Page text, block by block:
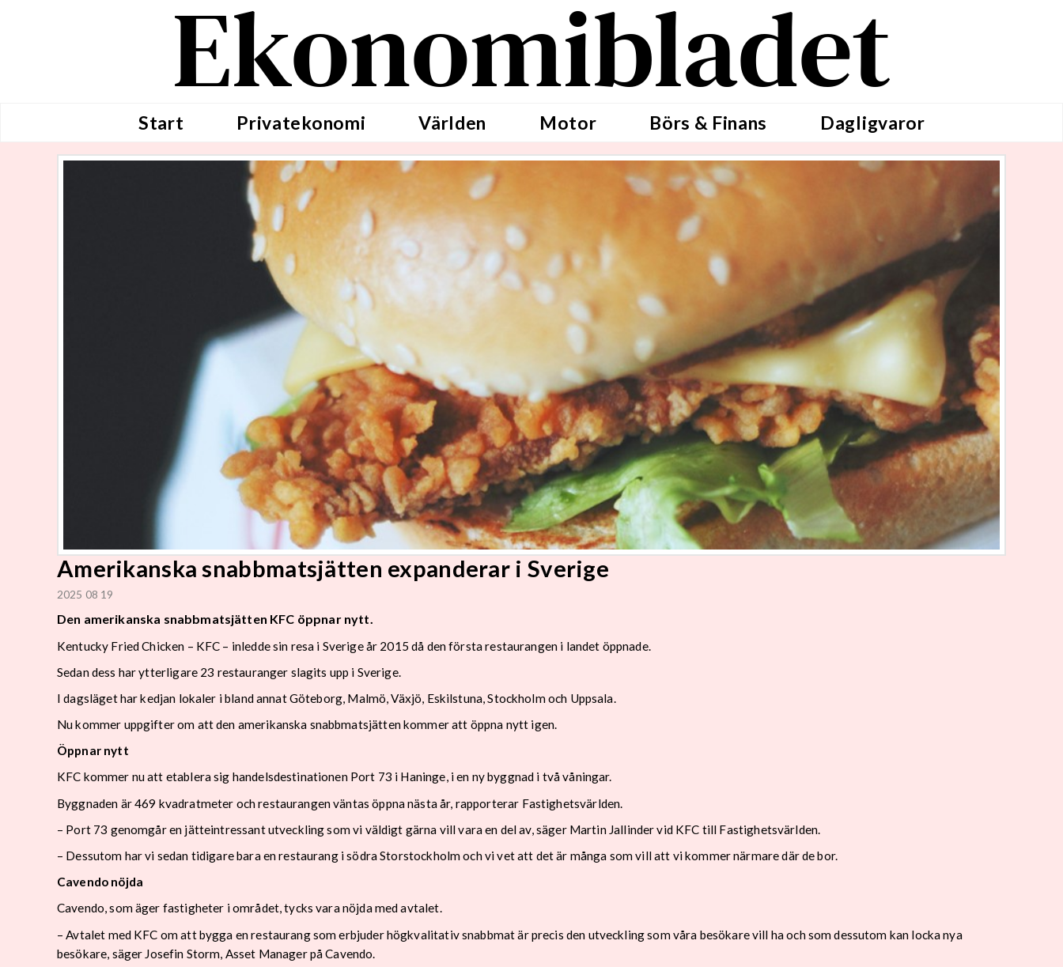
Ekonomibladet
Start Privatekonomi Världen Motor Börs & Finans Dagligvaror
Amerikanska snabbmatsjätten expanderar i Sverige
2025 08 19
Den amerikanska snabbmatsjätten KFC öppnar nytt.
Kentucky Fried Chicken – KFC – inledde sin resa i Sverige år 2015 då den första restaurangen i landet öppnade.
Sedan dess har ytterligare 23 restauranger slagits upp i Sverige.
I dagsläget har kedjan lokaler i bland annat Göteborg, Malmö, Växjö, Eskilstuna, Stockholm och Uppsala.
Nu kommer uppgifter om att den amerikanska snabbmatsjätten kommer att öppna nytt igen.
Öppnar nytt
KFC kommer nu att etablera sig handelsdestinationen Port 73 i Haninge, i en ny byggnad i två våningar.
Byggnaden är 469 kvadratmeter och restaurangen väntas öppna nästa år, rapporterar Fastighetsvärlden.
– Port 73 genomgår en jätteintressant utveckling som vi väldigt gärna vill vara en del av, säger Martin Jallinder vid KFC till Fastighetsvärlden.
– Dessutom har vi sedan tidigare bara en restaurang i södra Storstockholm och vi vet att det är många som vill att vi kommer närmare där de bor.
Cavendo nöjda
Cavendo, som äger fastigheter i området, tycks vara nöjda med avtalet.
– Avtalet med KFC om att bygga en restaurang som erbjuder högkvalitativ snabbmat är precis den utveckling som våra besökare vill ha och som dessutom kan locka nya
besökare, säger Josefin Storm, Asset Manager på Cavendo.